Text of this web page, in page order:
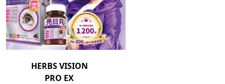
HERBS VISION
PRO EX